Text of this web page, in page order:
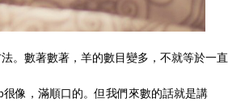
。數著數著，羊的數目變多，不就等於一直
像，滿順口的。但我們來數的話就是講